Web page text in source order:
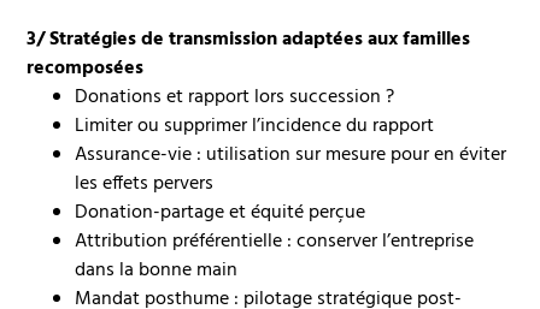
3/ Stratégies de transmission adaptées aux familles
recomposées
Donations et rapport lors succession ?
Limiter ou supprimer l’incidence du rapport
Assurance-vie : utilisation sur mesure pour en éviter
les effets pervers
Donation-partage et équité perçue
Attribution préférentielle : conserver l’entreprise
dans la bonne main
Mandat posthume : pilotage stratégique post-